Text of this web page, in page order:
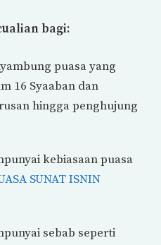
bagi:
puasa yang
16 Syaaban dan
hingga penghujung
kebiasaan puasa
SUNAT ISNIN
sebab seperti